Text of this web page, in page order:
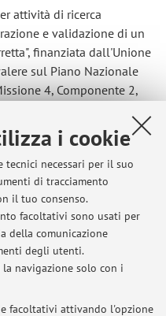
i cookie
necessari per il suo
di tracciamento
il tuo consenso.
facoltativi sono usati per
della comunicazione
degli utenti.
navigazione solo con i
facoltativi attivando l'opzione
attività di ricerca
e validazione di un
finanziata dall'Unione
sul Piano Nazionale
4, Componente 2,
di Bologna)
di Bologna)